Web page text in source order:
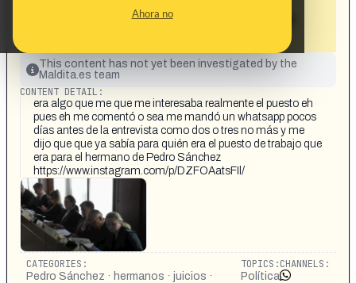
Ahora no
adjudicación ya se había adjudicado el
This content has not yet been investigated by the
Maldita.es team
CONTENT DETAIL:
era algo que me que me interesaba realmente el puesto eh
pues eh me comentó o sea me mandó un whatsapp pocos
días antes de la entrevista como dos o tres no más y me
dijo que que ya sabía para quién era el puesto de trabajo que
era para el hermano de Pedro Sánchez
https://www.instagram.com/p/DZFOAatsFIl/
CATEGORIES:
Pedro Sánchez · hermanos · juicios ·
TOPICS:
Política
CHANNELS: